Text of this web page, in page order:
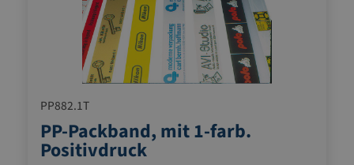
PP882.1T
PP-Packband, mit 1-farb.
Positivdruck